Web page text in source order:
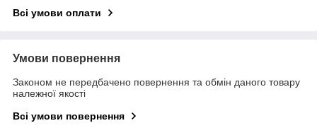
Всі умови оплати
Умови повернення
Законом не передбачено повернення та обмін даного товару
належної якості
Всі умови повернення